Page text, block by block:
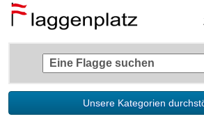
Unsere Kategorien